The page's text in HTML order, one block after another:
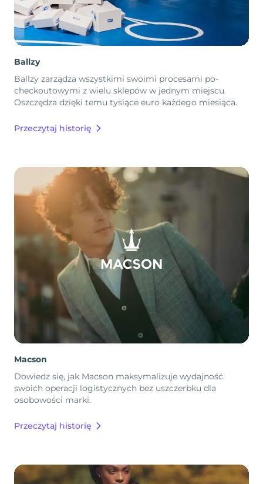
Ballzy
Ballzy zarządza wszystkimi swoimi procesami po-
checkoutowymi z wielu sklepów w jednym miejscu.
Oszczędza dzięki temu tysiące euro każdego miesiąca.
Przeczytaj historię
Macson
Dowiedz się, jak Macson maksymalizuje wydajność
swoich operacji logistycznych bez uszczerbku dla
osobowości marki.
Przeczytaj historię